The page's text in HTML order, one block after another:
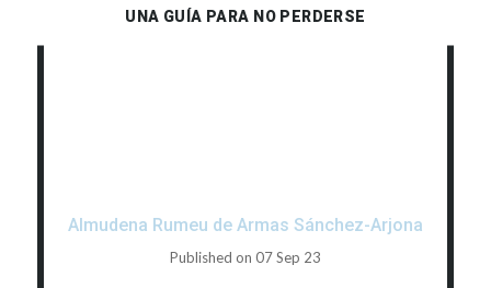
UNA GUÍA PARA NO PERDERSE
Almudena Rumeu de Armas Sánchez-Arjona
Published on 07 Sep 23